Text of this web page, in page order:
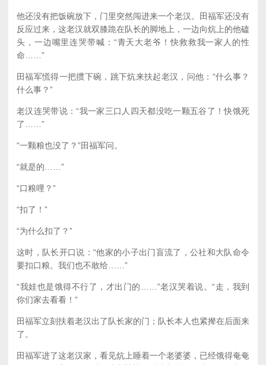
他还没有把饭碗放下，门里突然闯进来一个老汉。田福军还没有
反应过来，这老汉就双膝跪在队长的脚地上，一边向炕上的他磕
头，一边嘴里连哭带喊：“青天大老爷！快救救我一家人的性
命……”
田福军慌得一把掼下碗，跳下炕来扶起老汉，问他：“什么事？
什么事？”
老汉连哭带说：“我一家三口人四天都没吃一颗五谷了！快饿死
了……”
“一颗粮也没了？”田福军问。
“就是的……”
“口粮哩？”
“扣了！”
“为什么扣了？”
这时，队长开口说：“他家的小子出门盲流了，公社和大队命令
要扣口粮。我们也不敢给……”
“我娃也是饿得不行了，才出门的……”老汉哭着说。“走，我到
你们家去看看！”
田福军立刻扶着老汉出了队长家的门；队长本人也紧撵在后面来
了。
田福军进了这老汉家，看见炕上睡着一个老婆婆，已经饿得奄奄